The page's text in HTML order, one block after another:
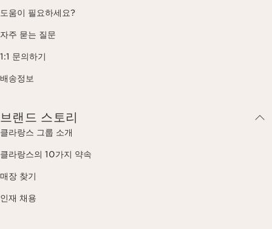
도움이 필요하세요?
자주 묻는 질문
1:1 문의하기
배송정보
브랜드 스토리
클라랑스 그룹 소개
클라랑스의 10가지 약속
매장 찾기
인재 채용